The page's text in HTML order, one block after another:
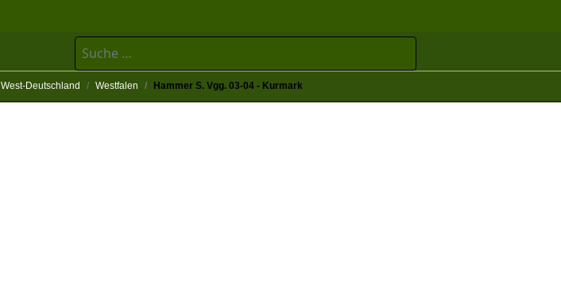
Suchen
West-Deutschland Westfalen Hammer S. Vgg. 03-04 - Kurmark